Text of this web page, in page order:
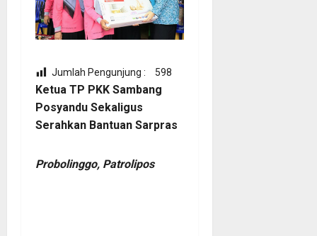
Jumlah Pengunjung : 598
Ketua TP PKK Sambang
Posyandu Sekaligus
Serahkan Bantuan Sarpras
Probolinggo, Patrolipos